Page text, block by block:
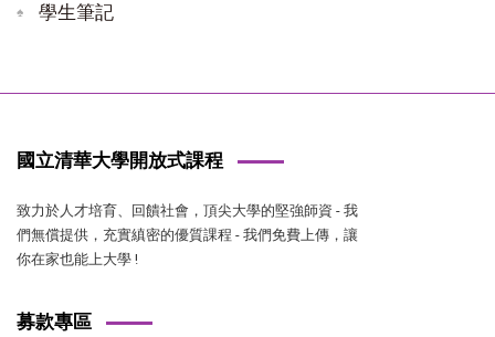
學生筆記
國立清華大學開放式課程
致力於人才培育、回饋社會，頂尖大學的堅強師資 - 我
們無償提供，充實縝密的優質課程 - 我們免費上傳，讓
你在家也能上大學 !
募款專區